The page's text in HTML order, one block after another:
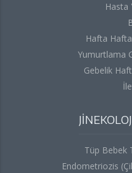
Hasta
Hafta
Yumurtlama
Gebelik
Tüp Bebek
Endometriozis